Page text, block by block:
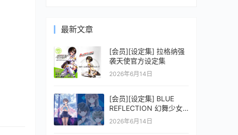
最新文章
[会员][设定集] 拉格纳强
袭天使官方设定集
2026年6月14日
[会员][设定集] BLUE
REFLECTION 幻舞少女
之剑公式ビジュアルコレ
2026年6月14日